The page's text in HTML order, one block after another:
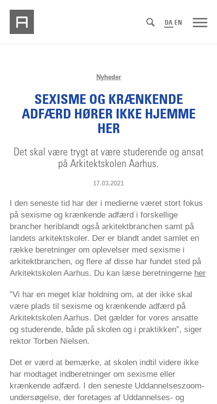
DA EN
Nyheder
SEXISME OG KRÆNKENDE
ADFÆRD HØRER IKKE HJEMME
HER
Det skal være trygt at være studerende og ansat
på Arkitektskolen Aarhus.
17.03.2021
I den seneste tid har der i medierne været stort fokus
på sexisme og krænkende adfærd i forskellige
brancher heriblandt også arkitektbranchen samt på
landets arkitektskoler. Der er blandt andet samlet en
række beretninger om oplevelser med sexisme i
arkitektbranchen, og flere af disse har fundet sted på
Arkitektskolen Aarhus. Du kan læse beretningerne her
”Vi har en meget klar holdning om, at der ikke skal
være plads til sexisme og krænkende adfærd på
Arkitektskolen Aarhus. Det gælder for vores ansatte
og studerende, både på skolen og i praktikken”, siger
rektor Torben Nielsen.
Det er værd at bemærke, at skolen indtil videre ikke
har modtaget indberetninger om sexisme eller
krænkende adfærd. I den seneste Uddannelseszoom-
undersøgelse, der foretages af Uddannelses- og